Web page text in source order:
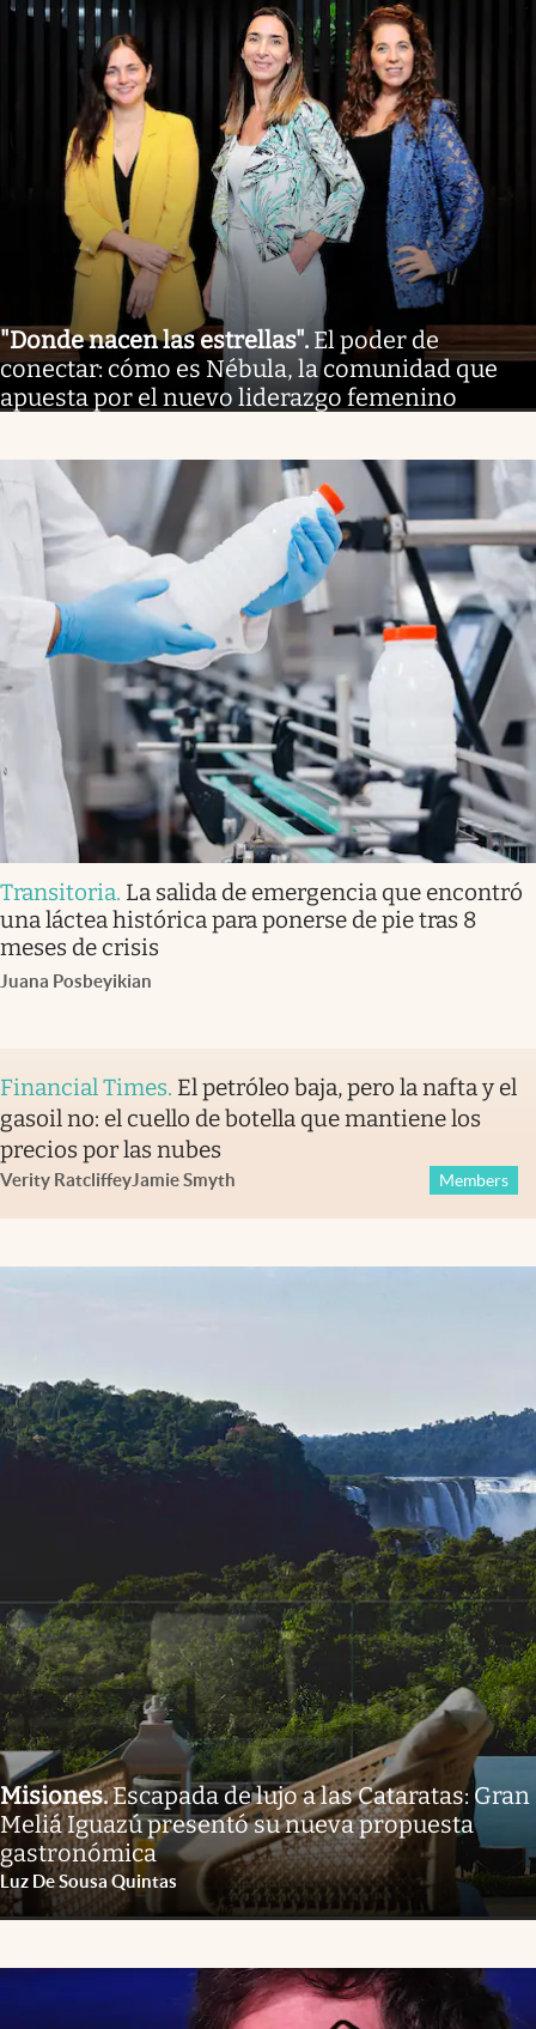
"Donde nacen las estrellas". El poder de
conectar: cómo es Nébula, la comunidad que
apuesta por el nuevo liderazgo femenino
Transitoria. La salida de emergencia que encontró
una láctea histórica para ponerse de pie tras 8
meses de crisis
Juana Posbeyikian
Financial Times. El petróleo baja, pero la nafta y el
gasoil no: el cuello de botella que mantiene los
precios por las nubes
Verity RatcliffeyJamie Smyth Members
Misiones.Escapada de lujo a las Cataratas: Gran
Meliá Iguazú presentó su nueva propuesta
gastronómica
Luz De Sousa Quintas